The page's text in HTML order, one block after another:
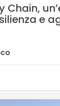
Chain,
e